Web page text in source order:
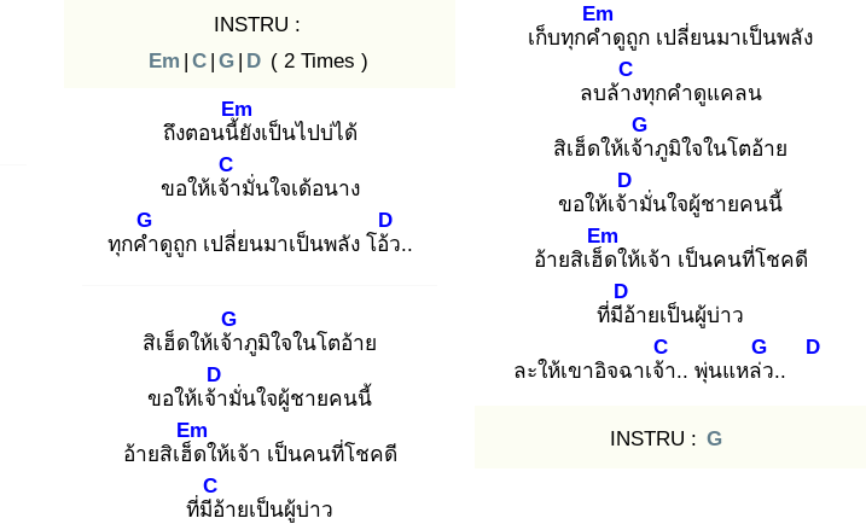
INSTRU :
Em | C | G | D ( 2 Times )
ถึงตอนนี้ยั
Em
งเป็นไปบ่ได้
ขอให้เจ้า
C
มั่นใจเด้อนาง
ทุกคำ
G
ดูถูก เปลี่ยนมาเป็นพลัง โอ้ว
D
..
สิเฮ็ดให้เจ้า
G
ภูมิใจในโตอ้าย
ขอให้เจ้า
D
มั่นใจผู้ชายคนนี้
อ้ายสิเฮ็ด
Em
ให้เจ้า เป็นคนที่โชคดี
ที่มีอ้
C
ายเป็นผู้บ่าว
เก็บทุกคำ
Em
ดูถูก เปลี่ยนมาเป็นพลัง
ลบล้าง
C
ทุกคำดูแคลน
สิเฮ็ดให้เจ้า
G
ภูมิใจในโตอ้าย
ขอให้เจ้า
D
มั่นใจผู้ชายคนนี้
อ้ายสิเฮ็ด
Em
ให้เจ้า เป็นคนที่โชคดี
ที่มีอ้
D
ายเป็นผู้บ่าว
ละให้เขาอิจฉาเจ้า
C
.. พุ่นแหล่ว
G
..
D
INSTRU : G